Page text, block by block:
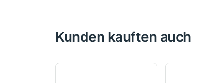
Kunden kauften auch